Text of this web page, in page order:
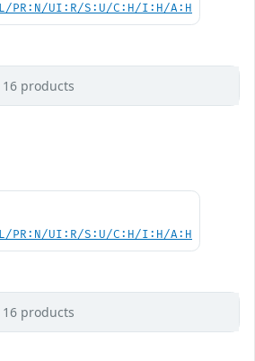
PR:N/UI:R/S:U/C:H/I:H/A:H
16 products
PR:N/UI:R/S:U/C:H/I:H/A:H
16 products